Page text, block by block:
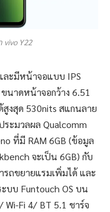
vivo Y22
ะมีหน้าจอแบบ IPS
นาดหน้าจอกว้าง 6.51
งสุด 530nits สแกนลาย
ะมวลผล Qualcomm
ที่มี RAM 6GB (ข้อมูล
จะเป็น 6GB) กับ
รถขยายแรมเพิ่มได้ และ
บบ Funtouch OS บน
Fi 4/ BT 5.1 ชาร์จ